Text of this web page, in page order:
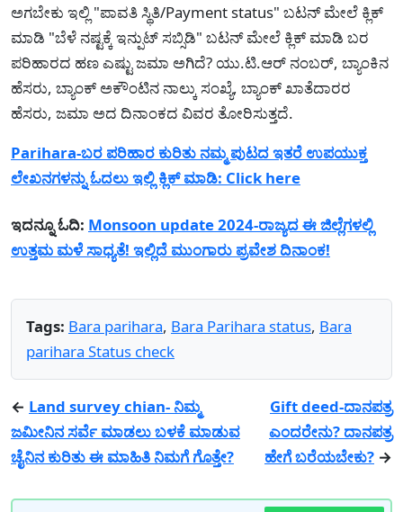
ಅಗಬೇಕು ಇಲ್ಲಿ "ಪಾವತಿ ಸ್ಥಿತಿ/Payment status" ಬಟನ್ ಮೇಲೆ ಕ್ಲಿಕ್
ಮಾಡಿ "ಬೆಳೆ ನಷ್ಟಕ್ಕೆ ಇನ್ಪುಟ್ ಸಬ್ಸಿಡಿ" ಬಟನ್ ಮೇಲೆ ಕ್ಲಿಕ್ ಮಾಡಿ ಬರ
ಪರಿಹಾರದ ಹಣ ಎಷ್ಟು ಜಮಾ ಅಗಿದೆ? ಯು.ಟಿ.ಆರ್ ನಂಬರ್, ಬ್ಯಾಂಕಿನ
ಹೆಸರು, ಬ್ಯಾಂಕ್ ಅಕೌಂಟಿನ ನಾಲ್ಕು ಸಂಖ್ಯೆ, ಬ್ಯಾಂಕ್ ಖಾತೆದಾರರ
ಹೆಸರು, ಜಮಾ ಅದ ದಿನಾಂಕದ ವಿವರ ತೋರಿಸುತ್ತದೆ.
Parihara-ಬರ ಪರಿಹಾರ ಕುರಿತು ನಮ್ಮ ಪುಟದ ಇತರೆ ಉಪಯುಕ್ತ
ಲೇಖನಗಳನ್ನು ಓದಲು ಇಲ್ಲಿ ಕ್ಲಿಕ್ ಮಾಡಿ: Click here
ಇದನ್ನೂ ಓದಿ: Monsoon update 2024-ರಾಜ್ಯದ ಈ ಜಿಲ್ಲೆಗಳಲ್ಲಿ
ಉತ್ತಮ ಮಳೆ ಸಾಧ್ಯತೆ! ಇಲ್ಲಿದೆ ಮುಂಗಾರು ಪ್ರವೇಶ ದಿನಾಂಕ!
Tags: Bara parihara, Bara Parihara status, Bara
parihara Status check
← Land survey chian- ನಿಮ್ಮ
ಜಮೀನಿನ ಸರ್ವೆ ಮಾಡಲು ಬಳಕೆ ಮಾಡುವ
ಚೈನಿನ ಕುರಿತು ಈ ಮಾಹಿತಿ ನಿಮಗೆ ಗೊತ್ತೇ?
Gift deed-ದಾನಪತ್ರ
ಎಂದರೇನು? ದಾನಪತ್ರ
ಹೇಗೆ ಬರೆಯಬೇಕು? →